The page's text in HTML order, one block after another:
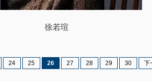
徐若瑄
24 25 26 27 28 29 30 下